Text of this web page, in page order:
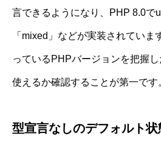
言できるようになり、PHP 8.0で
「mixed」などが実装されていま
っているPHPバージョンを把握
使えるか確認することが第一です
型宣言なしのデフォルト